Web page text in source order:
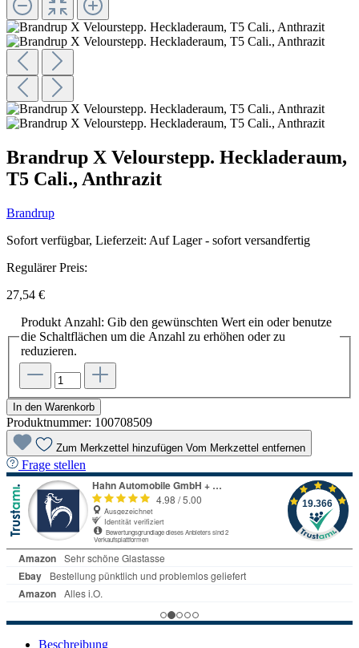
Brandrup X Velourstepp. Heckladeraum,
T5 Cali., Anthrazit
Brandrup
Sofort verfügbar, Lieferzeit: Auf Lager - sofort versandfertig
Regulärer Preis:
27,54 €
Produkt Anzahl: Gib den gewünschten Wert ein oder benutze
die Schaltflächen um die Anzahl zu erhöhen oder zu
reduzieren.
In den Warenkorb
Produktnummer: 100708509
Zum Merkzettel hinzufügen Vom Merkzettel entfernen
Frage stellen
Beschreibung